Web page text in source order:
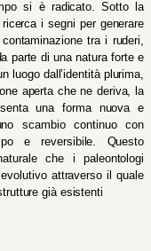
si è radicato. Sotto la
i segni per generare
tra i ruderi,
parte di una natura forte e
luogo dall’identità plurima,
aperta che ne deriva, la
una forma nuova e
scambio continuo con
e reversibile. Questo
che i paleontologi
attraverso il quale
già esistenti